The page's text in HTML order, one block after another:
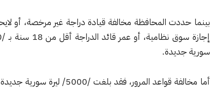
المحافظة مخالفة قيادة دراجة غير مرخصة، أو لايحمل قائدها
إجازة سوق نظامية، أو عمر قائد الدراجة أقل من 18 سنة بـ /6000/ ليرة
أما مخالفة قواعد المرور، فقد بلغت /5000/ ليرة سورية جديدة، وفق القرار